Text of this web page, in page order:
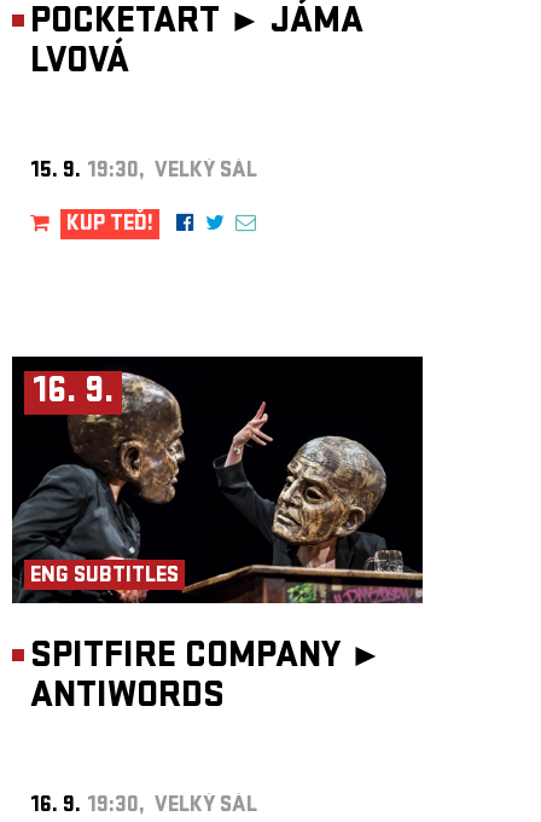
POCKETART ► JÁMA
LVOVÁ
15. 9. 19:30, VELKÝ SÁL
KUP TEĎ!
16. 9.
ENG SUBTITLES
SPITFIRE COMPANY ►
ANTIWORDS
16. 9. 19:30, VELKÝ SÁL